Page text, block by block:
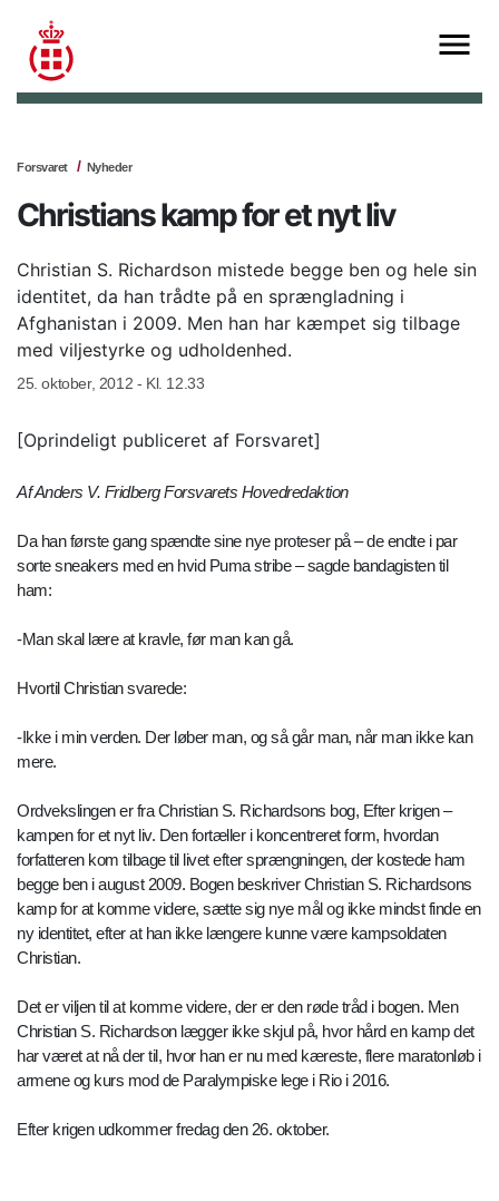
Forsvaret Nyheder
Christians kamp for et nyt liv
Christian S. Richardson mistede begge ben og hele sin
identitet, da han trådte på en sprængladning i
Afghanistan i 2009. Men han har kæmpet sig tilbage
med viljestyrke og udholdenhed.
25. oktober, 2012 - Kl. 12.33
[Oprindeligt publiceret af Forsvaret]
Af Anders V. Fridberg Forsvarets Hovedredaktion
Da han første gang spændte sine nye proteser på – de endte i par
sorte sneakers med en hvid Puma stribe – sagde bandagisten til
ham:
-Man skal lære at kravle, før man kan gå.
Hvortil Christian svarede:
-Ikke i min verden. Der løber man, og så går man, når man ikke kan
mere.
Ordvekslingen er fra Christian S. Richardsons bog, Efter krigen –
kampen for et nyt liv. Den fortæller i koncentreret form, hvordan
forfatteren kom tilbage til livet efter sprængningen, der kostede ham
begge ben i august 2009. Bogen beskriver Christian S. Richardsons
kamp for at komme videre, sætte sig nye mål og ikke mindst finde en
ny identitet, efter at han ikke længere kunne være kampsoldaten
Christian.
Det er viljen til at komme videre, der er den røde tråd i bogen. Men
Christian S. Richardson lægger ikke skjul på, hvor hård en kamp det
har været at nå der til, hvor han er nu med kæreste, flere maratonløb i
armene og kurs mod de Paralympiske lege i Rio i 2016.
Efter krigen udkommer fredag den 26. oktober.